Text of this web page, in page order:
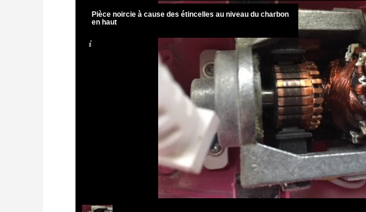
Pièce noircie à cause des étincelles au niveau du charbon
en haut